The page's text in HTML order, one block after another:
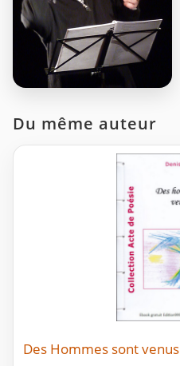
Du même auteur
Des Hommes sont venus